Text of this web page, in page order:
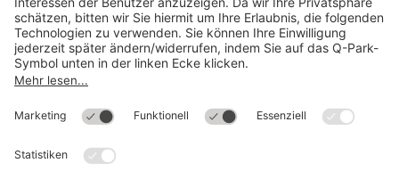
©
Q-ParkDeutschland (2018)